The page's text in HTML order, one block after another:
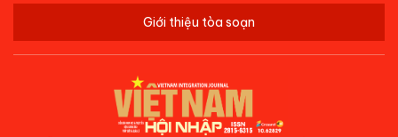
Giới thiệu tòa soạn